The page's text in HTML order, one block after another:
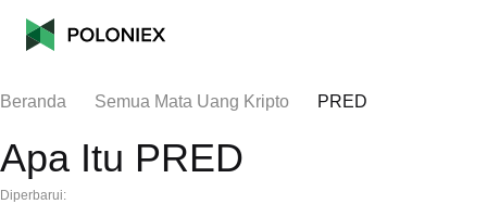
Beranda Semua Mata Uang Kripto PRED
Apa Itu PRED
Diperbarui: